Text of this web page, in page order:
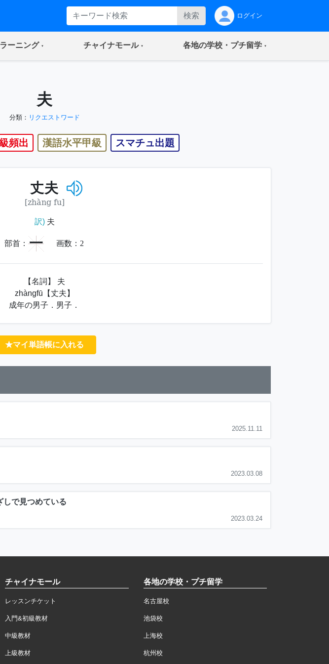
検索 ログイン
ーニング(current) チャイナモール(current) 各地の学校・プチ留学(current)
夫
分類： リクエストワード
頻出 漢語水平甲級 スマチュ出題
丈夫
[zhàng fu]
訳)夫
部首： 一 画数： 2
【名詞】 夫
zhàngfū【丈夫】
成年の男子．男子．
★マイ単語帳に入れる
2025.11.11
2023.03.08
しで見つめている
2023.03.24
チャイナモール
レッスンチケット
入門&初級教材
中級教材
上級教材
各地の学校・プチ留学
名古屋校
池袋校
上海校
杭州校